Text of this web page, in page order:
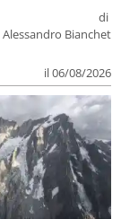
di
Alessandro Bianchet
il 06/08/2026